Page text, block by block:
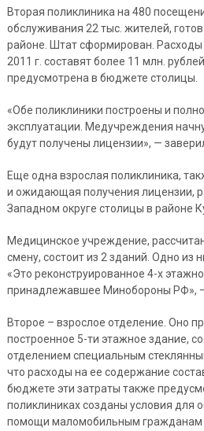
Вторая поликлиника на 480
обслуживания 22 тыс. жителей,
районе. Штат сформирован. Расходы
2011 г. составят более 11 млн.
предусмотрена в бюджете столицы.
«Обе поликлиники построены и
эксплуатации. Медучреждения
будут получены лицензии», —
Еще одна взрослая поликлиника,
и ожидающая получения лицензии,
Западном округе столицы в районе
Медицинское учреждение,
смену, состоит из 2 зданий. Одно из
«Это реконструированное 4-х
принадлежавшее Минобороны РФ»,
Второе – взрослое отделение. Оно
построенное 5-ти этажное здание,
отделением специальным
что расходы на ее содержание
бюджете эти затраты также
поликлиниках созданы условия для
помощи маломобильным гражданам